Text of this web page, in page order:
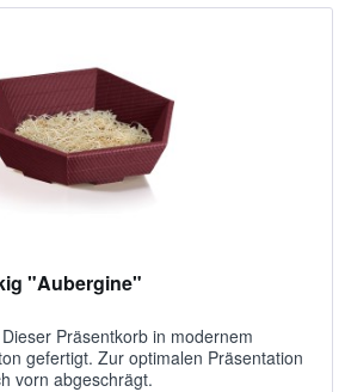
"Aubergine"
Präsentkorb in modernem
gefertigt. Zur optimalen Präsentation
vorn abgeschrägt.